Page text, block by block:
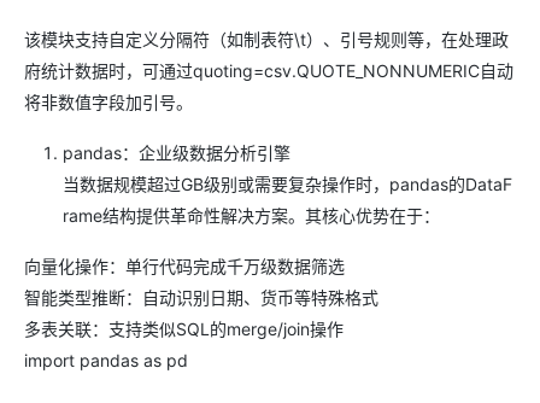
该模块支持自定义分隔符（如制表符\t）、引号规则等，在处理政
府统计数据时，可通过quoting=csv.QUOTE_NONNUMERIC自动
将非数值字段加引号。
pandas：企业级数据分析引擎
当数据规模超过GB级别或需要复杂操作时，pandas的DataF
rame结构提供革命性解决方案。其核心优势在于：
向量化操作：单行代码完成千万级数据筛选
智能类型推断：自动识别日期、货币等特殊格式
多表关联：支持类似SQL的merge/join操作
import pandas as pd